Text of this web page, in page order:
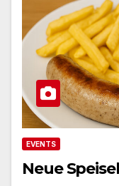
EVENTS
Neue